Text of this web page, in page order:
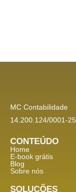
MC Contabilidade
14.200.124/0001-
CONTEÚDO
Home
E-book grátis
Blog
Sobre nós
SOLUÇÕES